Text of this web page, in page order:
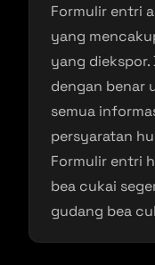
Formulir entri
yang
yang diekspor.
dengan benar
semua
persyaratan
Formulir entri
bea cukai
gudang bea